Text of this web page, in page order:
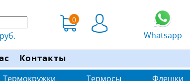
0
Whatsapp
Контакты
Термокружки Термосы Флешки